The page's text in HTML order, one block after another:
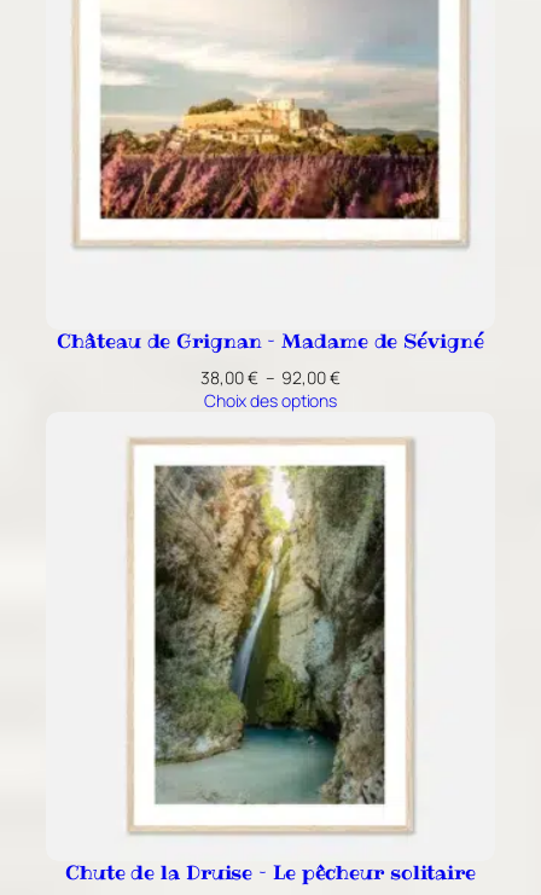
Château de Grignan – Madame de Sévigné
38,00€ – 92,00€Plage
38,00 €
à
92,00 €
Choix des options
Chute de la Druise – Le pêcheur solitaire